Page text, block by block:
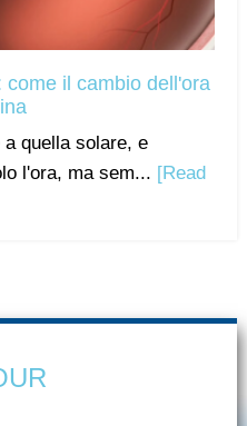
il cambio dell'ora
quella solare, e
l'ora, ma sem... [Read